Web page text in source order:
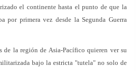
el continente hasta el punto de que la
por primera vez desde la Segunda Guerra
de la región de Asia-Pacífico quieren ver su
bajo la estricta "tutela" no solo de